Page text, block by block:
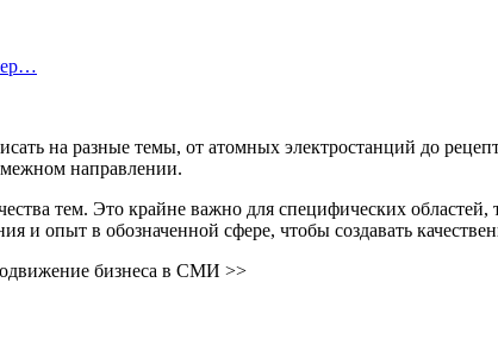
на разные темы, от атомных электростанций до
направлении.
тем. Это крайне важно для специфических
и опыт в обозначенной сфере, чтобы создавать
бизнеса в СМИ >>